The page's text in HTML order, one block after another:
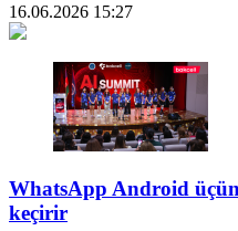
16.06.2026 15:27
WhatsApp Android
keçirir